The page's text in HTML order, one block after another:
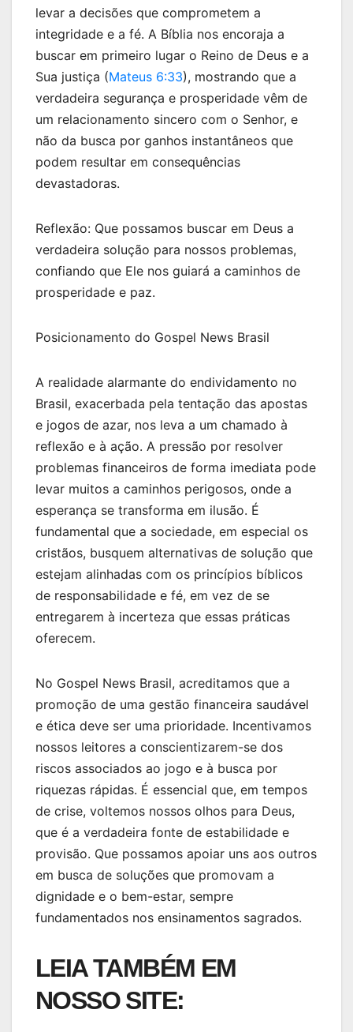
levar a decisões que comprometem a
integridade e a fé. A Bíblia nos encoraja a
buscar em primeiro lugar o Reino de Deus e a
Sua justiça (Mateus 6:33), mostrando que a
verdadeira segurança e prosperidade vêm de
um relacionamento sincero com o Senhor, e
não da busca por ganhos instantâneos que
podem resultar em consequências
devastadoras.
Reflexão: Que possamos buscar em Deus a
verdadeira solução para nossos problemas,
confiando que Ele nos guiará a caminhos de
prosperidade e paz.
Posicionamento do Gospel News Brasil
A realidade alarmante do endividamento no
Brasil, exacerbada pela tentação das apostas
e jogos de azar, nos leva a um chamado à
reflexão e à ação. A pressão por resolver
problemas financeiros de forma imediata pode
levar muitos a caminhos perigosos, onde a
esperança se transforma em ilusão. É
fundamental que a sociedade, em especial os
cristãos, busquem alternativas de solução que
estejam alinhadas com os princípios bíblicos
de responsabilidade e fé, em vez de se
entregarem à incerteza que essas práticas
oferecem.
No Gospel News Brasil, acreditamos que a
promoção de uma gestão financeira saudável
e ética deve ser uma prioridade. Incentivamos
nossos leitores a conscientizarem-se dos
riscos associados ao jogo e à busca por
riquezas rápidas. É essencial que, em tempos
de crise, voltemos nossos olhos para Deus,
que é a verdadeira fonte de estabilidade e
provisão. Que possamos apoiar uns aos outros
em busca de soluções que promovam a
dignidade e o bem-estar, sempre
fundamentados nos ensinamentos sagrados.
LEIA TAMBÉM EM
NOSSO SITE: